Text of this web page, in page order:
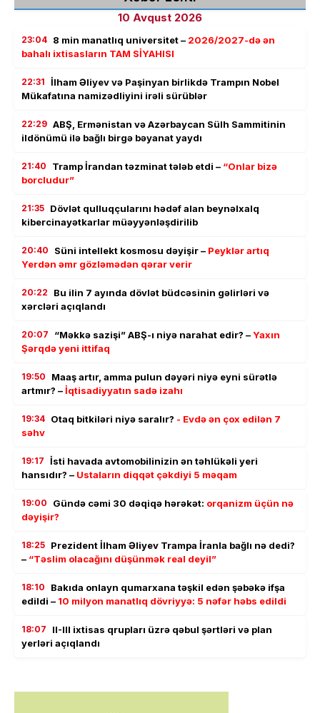
10 Avqust 2026
23:04 8 min manatlıq universitet – 2026/2027-də ən
bahalı ixtisasların TAM SİYAHISI
22:31 İlham Əliyev və Paşinyan birlikdə Trampın Nobel
Mükafatına namizədliyini irəli sürüblər
22:29 ABŞ, Ermənistan və Azərbaycan Sülh Sammitinin
ildönümü ilə bağlı birgə bəyanat yaydı
21:40 Tramp İrandan təzminat tələb etdi – “Onlar bizə
borcludur”
21:35 Dövlət qulluqçularını hədəf alan beynəlxalq
kibercinayətkarlar müəyyənləşdirilib
20:40 Süni intellekt kosmosu dəyişir – Peyklər artıq
Yerdən əmr gözləmədən qərar verir
20:22
Bu ilin 7 ayında dövlət büdcəsinin gəlirləri və
xərcləri açıqlandı
20:07 “Məkkə sazişi” ABŞ-ı niyə narahat edir? –Yaxın
Şərqdə yeni ittifaq
19:50
Maaş artır, amma pulun dəyəri niyə eyni sürətlə
artmır? –İqtisadiyyatın sadə izahı
19:34 Otaq bitkiləri niyə saralır? - Evdə ən çox edilən 7
səhv
19:17 İsti havada avtomobilinizin ən təhlükəli yeri
hansıdır? – Ustaların diqqət çəkdiyi 5 məqam
19:00 Gündə cəmi 30 dəqiqə hərəkət: orqanizm üçün nə
dəyişir?
18:25 Prezident İlham Əliyev Trampa İranla bağlı nə dedi?
– “Təslim olacağını düşünmək real deyil”
18:10
Bakıda onlayn qumarxana təşkil edən şəbəkə ifşa
edildi – 10 milyon manatlıq dövriyyə: 5 nəfər həbs edildi
18:07
II-III ixtisas qrupları üzrə qəbul şərtləri və plan
yerləri açıqlandı